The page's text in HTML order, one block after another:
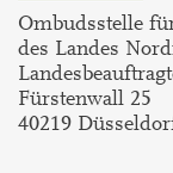
Ombudsstelle
des Landes
Fürstenwall 25
40219